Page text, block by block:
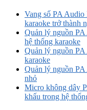
Vang số PA
karaoke trở thành
Quản lý nguồn
hệ thống karaoke
Quản lý nguồn
karaoke
Quản lý nguồn
nhỏ
Micro không dây
khấu trong hệ